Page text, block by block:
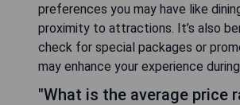
preferences you may have like
proximity to attractions. It’s also
check for special packages or
may enhance your experience
"What is the average price